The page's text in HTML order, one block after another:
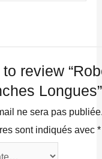
review
Longues”
ne sera pas
sont indiqués avec*